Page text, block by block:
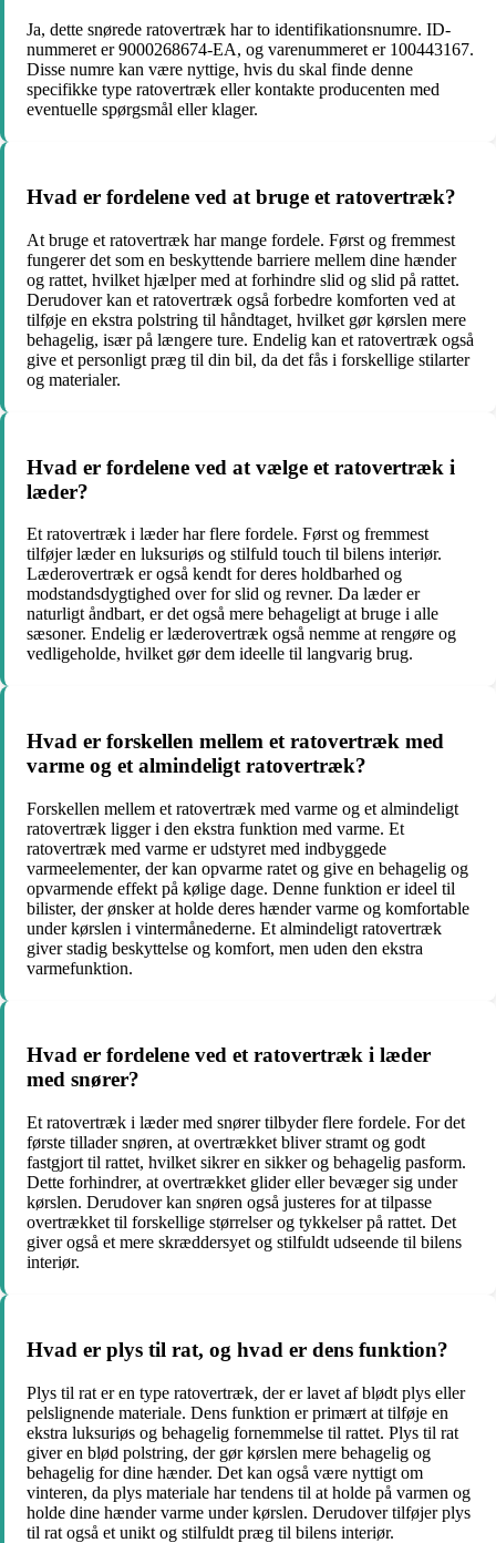
Ja, dette snørede ratovertræk har to identifikationsnumre. ID-
nummeret er 9000268674-EA, og varenummeret er 100443167.
Disse numre kan være nyttige, hvis du skal finde denne
specifikke type ratovertræk eller kontakte producenten med
eventuelle spørgsmål eller klager.
Hvad er fordelene ved at bruge et ratovertræk?
At bruge et ratovertræk har mange fordele. Først og fremmest
fungerer det som en beskyttende barriere mellem dine hænder
og rattet, hvilket hjælper med at forhindre slid og slid på rattet.
Derudover kan et ratovertræk også forbedre komforten ved at
tilføje en ekstra polstring til håndtaget, hvilket gør kørslen mere
behagelig, især på længere ture. Endelig kan et ratovertræk også
give et personligt præg til din bil, da det fås i forskellige stilarter
og materialer.
Hvad er fordelene ved at vælge et ratovertræk i
læder?
Et ratovertræk i læder har flere fordele. Først og fremmest
tilføjer læder en luksuriøs og stilfuld touch til bilens interiør.
Læderovertræk er også kendt for deres holdbarhed og
modstandsdygtighed over for slid og revner. Da læder er
naturligt åndbart, er det også mere behageligt at bruge i alle
sæsoner. Endelig er læderovertræk også nemme at rengøre og
vedligeholde, hvilket gør dem ideelle til langvarig brug.
Hvad er forskellen mellem et ratovertræk med
varme og et almindeligt ratovertræk?
Forskellen mellem et ratovertræk med varme og et almindeligt
ratovertræk ligger i den ekstra funktion med varme. Et
ratovertræk med varme er udstyret med indbyggede
varmeelementer, der kan opvarme ratet og give en behagelig og
opvarmende effekt på kølige dage. Denne funktion er ideel til
bilister, der ønsker at holde deres hænder varme og komfortable
under kørslen i vintermånederne. Et almindeligt ratovertræk
giver stadig beskyttelse og komfort, men uden den ekstra
varmefunktion.
Hvad er fordelene ved et ratovertræk i læder
med snører?
Et ratovertræk i læder med snører tilbyder flere fordele. For det
første tillader snøren, at overtrækket bliver stramt og godt
fastgjort til rattet, hvilket sikrer en sikker og behagelig pasform.
Dette forhindrer, at overtrækket glider eller bevæger sig under
kørslen. Derudover kan snøren også justeres for at tilpasse
overtrækket til forskellige størrelser og tykkelser på rattet. Det
giver også et mere skræddersyet og stilfuldt udseende til bilens
interiør.
Hvad er plys til rat, og hvad er dens funktion?
Plys til rat er en type ratovertræk, der er lavet af blødt plys eller
pelslignende materiale. Dens funktion er primært at tilføje en
ekstra luksuriøs og behagelig fornemmelse til rattet. Plys til rat
giver en blød polstring, der gør kørslen mere behagelig og
behagelig for dine hænder. Det kan også være nyttigt om
vinteren, da plys materiale har tendens til at holde på varmen og
holde dine hænder varme under kørslen. Derudover tilføjer plys
til rat også et unikt og stilfuldt præg til bilens interiør.